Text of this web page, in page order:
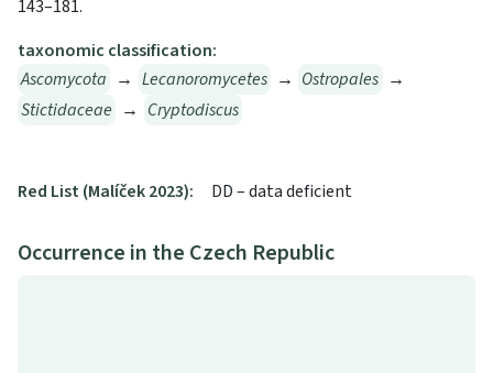
143–181.
taxonomic classification:
Ascomycota → Lecanoromycetes → Ostropales →
Stictidaceae → Cryptodiscus
Red List (Malíček 2023): DD – data deficient
Occurrence in the Czech Republic